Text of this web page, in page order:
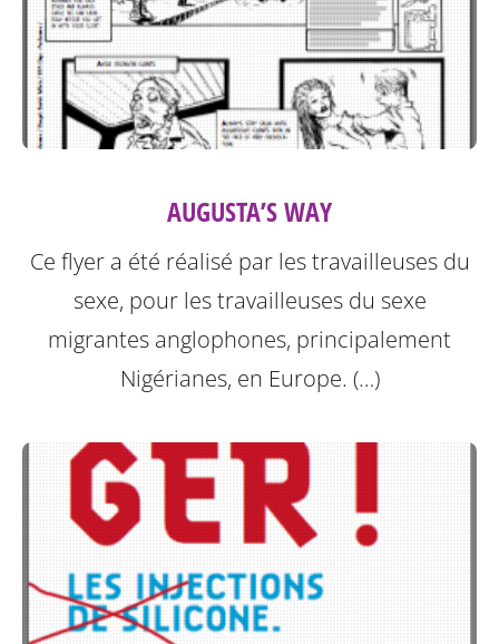
AUGUSTA’S WAY
Ce flyer a été réalisé par les travailleuses du
sexe, pour les travailleuses du sexe
migrantes anglophones, principalement
Nigérianes, en Europe. (…)